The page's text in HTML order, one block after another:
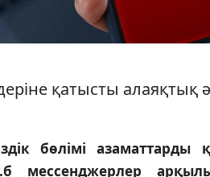
қатысты алаяқтық
бөлімі
мессенджерлер